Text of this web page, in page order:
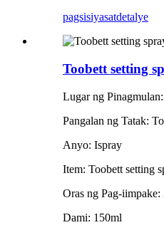
pagsisiyasatdetalye
Toobett setting
Lugar ng
Pangalan ng Tatak:
Anyo: Ispray
Item: Toobett setting
Oras ng Pag-iimpake:
Dami: 150ml